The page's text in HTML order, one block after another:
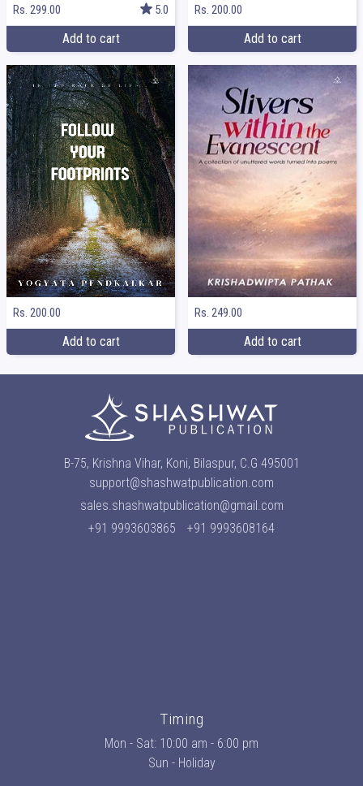
Rs. 299.00 5.0
Add to cart
Rs. 200.00
Add to cart
Rs. 200.00
Add to cart
Rs. 249.00
Add to cart
B-75, Krishna Vihar, Koni, Bilaspur, C.G 495001
support@shashwatpublication.com
sales.shashwatpublication@gmail.com
+91 9993603865
+91 9993608164
Timing
Mon - Sat: 10:00 am - 6:00 pm
Sun - Holiday